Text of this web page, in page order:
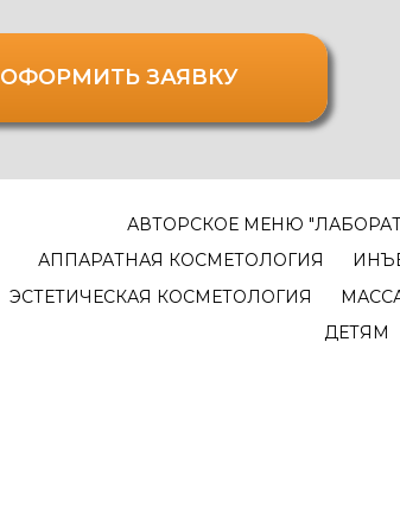
ОФОРМИТЬ ЗАЯВКУ
АВТОРСКОЕ МЕНЮ
АППАРАТНАЯ КОСМЕТОЛОГИЯ
ЭСТЕТИЧЕСКАЯ КОСМЕТОЛОГИЯ
ДЕТЯМ